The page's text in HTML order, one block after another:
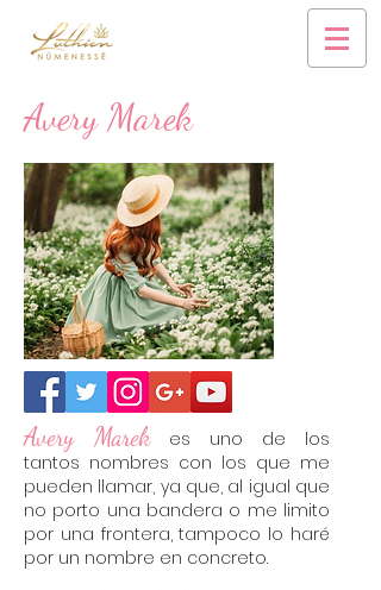
Avery Marek
Avery Marek
es uno de los
tantos nombres con los que me
pueden llamar, ya que, al igual que
no porto una bandera o me limito
por una frontera, tampoco lo haré
por un nombre en concreto.